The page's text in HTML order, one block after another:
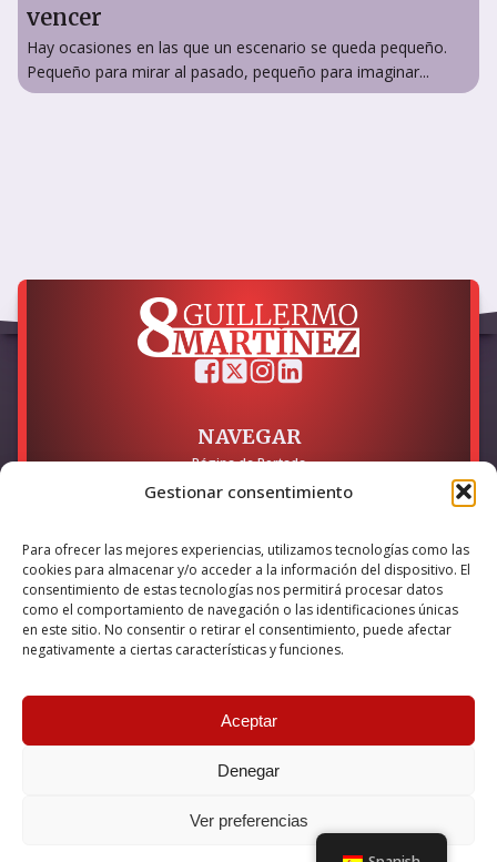
Gestionar consentimiento
Para ofrecer las mejores experiencias, utilizamos tecnologías como las
cookies para almacenar y/o acceder a la información del dispositivo. El
consentimiento de estas tecnologías nos permitirá procesar datos
como el comportamiento de navegación o las identificaciones únicas
en este sitio. No consentir o retirar el consentimiento, puede afectar
negativamente a ciertas características y funciones.
Aceptar
Denegar
Ver preferencias
vencer
Hay ocasiones en las que un escenario se queda pequeño.
Pequeño para mirar al pasado, pequeño para imaginar...
NAVEGAR
Página de Portada
LEGAL
Política de Privacidad
Política de Cookies
Accesibilidad
Esta empresa ha sido beneficiaria del bono Kit Digital y lo ha
internet, financiado por la Unión Europea – NextGeneration EU
© 2026 Guillermo Martínez | Todos los derechos reservados |